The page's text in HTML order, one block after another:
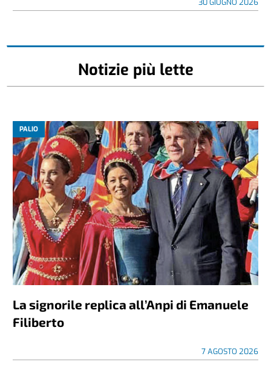
30 GIUGNO 2026
Notizie più lette
PALIO
La signorile replica all’Anpi di Emanuele
Filiberto
7 AGOSTO 2026